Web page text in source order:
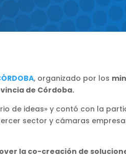
, organizado por los
de Córdoba.
de ideas» y contó con la
sector y cámaras
la co-creación de